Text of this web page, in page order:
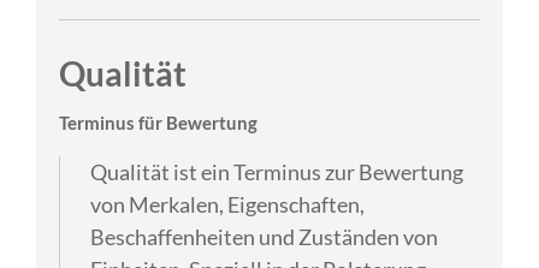
Qualität
Terminus für Bewertung
Qualität ist ein Terminus zur Bewertung
von Merkalen, Eigenschaften,
Beschaffenheiten und Zuständen von